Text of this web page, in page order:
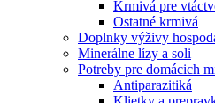
Krmivá pre
Ostatné krmivá
Doplnky výživy
Minerálne lízy a soli
Potreby pre domácich
Antiparazitiká